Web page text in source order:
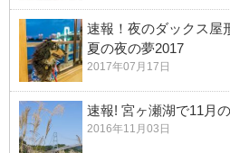
速報！夜のダックス屋
夏の夜の夢2017
2017年07月17日
速報! 宮ヶ瀬湖で11月
2016年11月03日